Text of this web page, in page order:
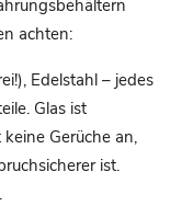
achten:
Edelstahl – jedes
Glas ist
Gerüche an,
ist.